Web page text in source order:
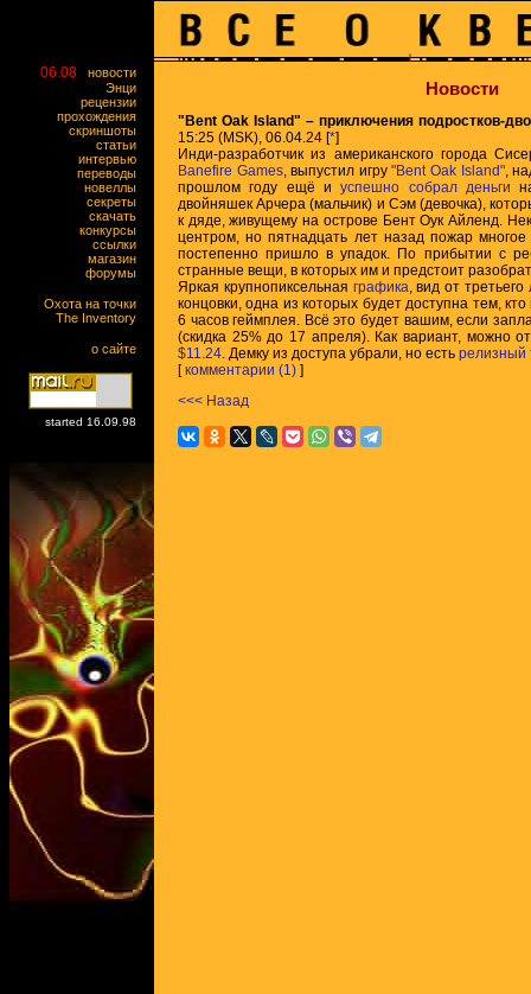
06.08
новости
Энци
рецензии
прохождения
скриншоты
статьи
интервью
переводы
новеллы
секреты
скачать
конкурсы
ссылки
магазин
форумы
Охота на точки
The Inventory
о сайте
started 16.09.98
Новости
"Bent Oak Island" – приключения подростков-
15:25 (MSK), 06.04.24 [*]
Инди-разработчик из американского города
Banefire Games, выпустил игру"Bent Oak Island",
прошлом году ещё иуспешно собрал деньги
двойняшек Арчера (мальчик) и Сэм (девочка),
к дяде, живущему на острове Бент Оук Айленд.
центром, но пятнадцать лет назад пожар
постепенно пришло в упадок. По прибытии с
странные вещи, в которых им и предстоит
Яркая крупнопиксельная графика, вид от
концовки, одна из которых будет доступна тем,
6 часов геймплея. Всё это будет вашим, если
(скидка 25% до 17 апреля). Как вариант, можно
$11.24. Демку из доступа убрали, но есть релизный
[комментарии (1) ]
<<< Назад